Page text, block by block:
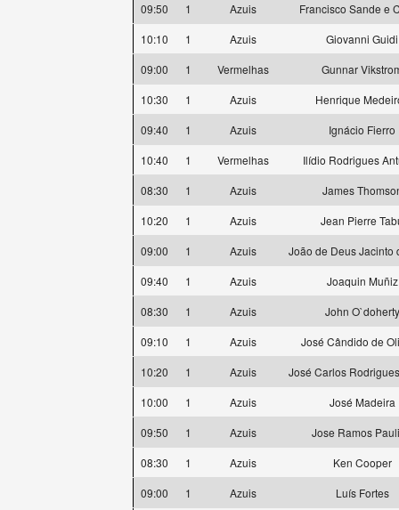
09:50
1 Azuis
Francisco Sande e
10:10
1 Azuis
Giovanni Guidi
09:00
1 Vermelhas
Gunnar
10:30
1 Azuis
Henrique
09:40
1 Azuis
Ignácio Fierro
10:40
1 Vermelhas
Ilídio Rodrigues
08:30
1 Azuis
James
10:20
1 Azuis
Jean Pierre
09:00
1 Azuis
João de Deus Jacinto
09:40
1 Azuis
Joaquin Muñiz
08:30
1 Azuis
John O`doherty
09:10
1 Azuis
José Cândido de
10:20
1 Azuis
José Carlos
10:00
1 Azuis
José Madeira
09:50
1 Azuis
Jose Ramos
08:30
1 Azuis
Ken Cooper
09:00
1 Azuis
Luís Fortes